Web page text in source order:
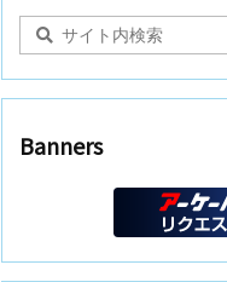
Banners